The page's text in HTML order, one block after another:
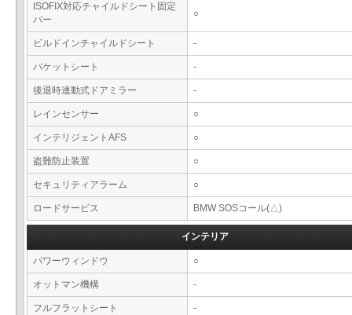
ISOFIX対応チャイルドシート固定
バー
○
ビルドインチャイルドシート -
バケットシート -
後退時連動式ドアミラー -
レインセンサー ○
インテリジェントAFS ○
盗難防止装置 ○
セキュリティアラーム ○
ロードサービス BMW SOSコール(△)
インテリア
パワーウィンドウ ○
オットマン機構 -
フルフラットシート -